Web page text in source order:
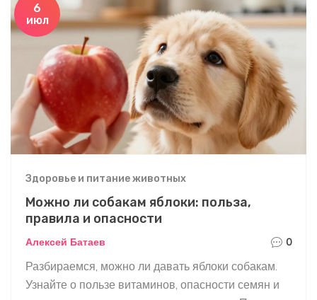
6
июл
Здоровье и питание животных
Можно ли собакам яблоки: польза,
правила и опасности
Алексей Батаев 0
Разбираемся, можно ли давать яблоки собакам.
Узнайте о пользе витаминов, опасности семян и